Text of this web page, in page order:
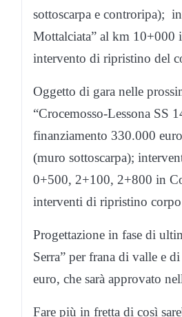
sottoscarpa e controripa);
Mottalciata” al km 10+000
intervento di ripristino del
Oggetto di gara nelle
“Crocemosso-Lessona
finanziamento 330.000
(muro sottoscarpa);
0+500, 2+100, 2+800 in
interventi di ripristino
Progettazione in fase di
Serra” per frana di valle e
euro, che sarà approvato
Fare più in fretta di così